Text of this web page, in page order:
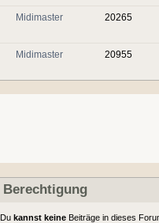
Midimaster 20265
Midimaster 20955
Berechtigung
Du kannst keine Beiträge in dieses